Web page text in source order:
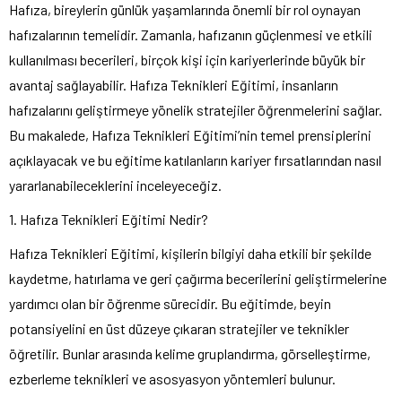
Hafıza, bireylerin günlük yaşamlarında önemli bir rol oynayan
hafızalarının temelidir. Zamanla, hafızanın güçlenmesi ve etkili
kullanılması becerileri, birçok kişi için kariyerlerinde büyük bir
avantaj sağlayabilir. Hafıza Teknikleri Eğitimi, insanların
hafızalarını geliştirmeye yönelik stratejiler öğrenmelerini sağlar.
Bu makalede, Hafıza Teknikleri Eğitimi’nin temel prensiplerini
açıklayacak ve bu eğitime katılanların kariyer fırsatlarından nasıl
yararlanabileceklerini inceleyeceğiz.
1. Hafıza Teknikleri Eğitimi Nedir?
Hafıza Teknikleri Eğitimi, kişilerin bilgiyi daha etkili bir şekilde
kaydetme, hatırlama ve geri çağırma becerilerini geliştirmelerine
yardımcı olan bir öğrenme sürecidir. Bu eğitimde, beyin
potansiyelini en üst düzeye çıkaran stratejiler ve teknikler
öğretilir. Bunlar arasında kelime gruplandırma, görselleştirme,
ezberleme teknikleri ve asosyasyon yöntemleri bulunur.